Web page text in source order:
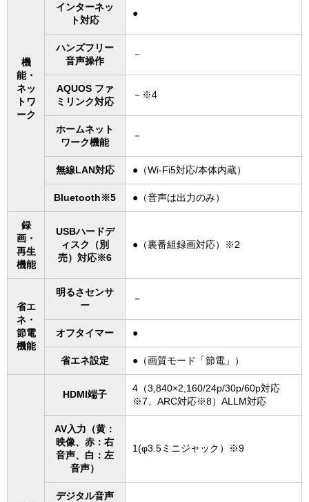
機
能・
ネッ
トワ
ーク
インターネッ
ト対応
●
ハンズフリー
音声操作
－
AQUOS ファ
ミリンク対応
－※4
ホームネット
ワーク機能
－
無線LAN対応 ●（Wi-Fi5対応/本体内蔵）
Bluetooth※5 ●（音声は出力のみ）
録
画・
再生
機能
USBハードデ
ィスク（別
売）対応※6
●（裏番組録画対応）※2
省エ
ネ・
節電
機能
明るさセンサ
ー
－
オフタイマー ●
省エネ設定 ●（画質モード「節電」）
HDMI端子
4（3,840×2,160/24p/30p/60p対応
※7、ARC対応※8）ALLM対応
AV入力（黄：
映像、赤：右
音声、白：左
音声）
1(φ3.5ミニジャック）※9
デジタル音声